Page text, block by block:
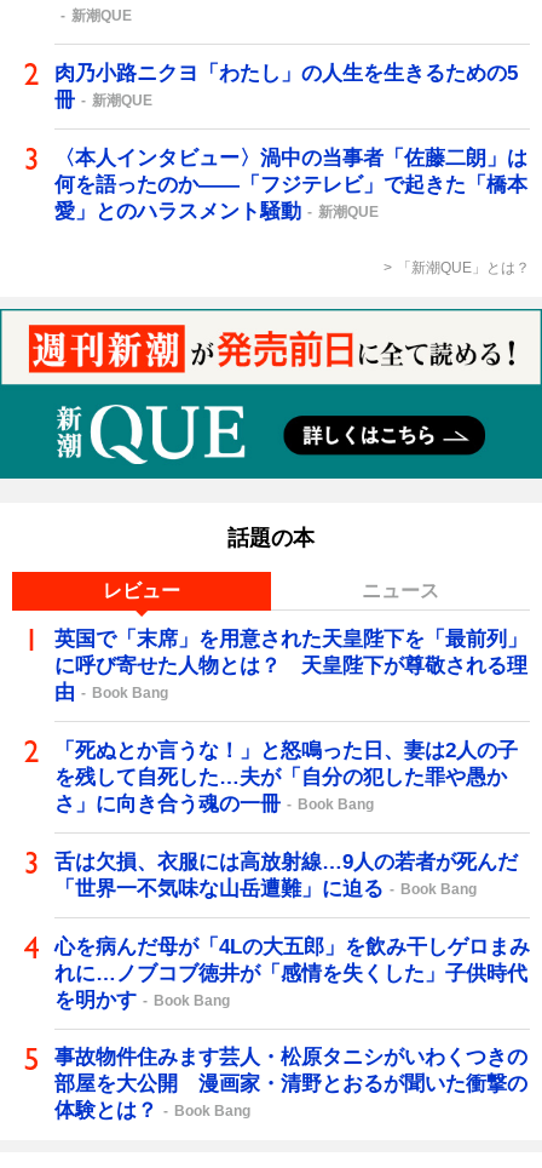
新潮QUE
肉乃小路ニクヨ「わたし」の人生を生きるための5
冊
新潮QUE
〈本人インタビュー〉渦中の当事者「佐藤二朗」は
何を語ったのか――「フジテレビ」で起きた「橋本
愛」とのハラスメント騒動
新潮QUE
「新潮QUE」とは？
話題の本
レビュー ニュース
英国で「末席」を用意された天皇陛下を「最前列」
に呼び寄せた人物とは？ 天皇陛下が尊敬される理
由
Book Bang
「死ぬとか言うな！」と怒鳴った日、妻は2人の子
を残して自死した…夫が「自分の犯した罪や愚か
さ」に向き合う魂の一冊
Book Bang
舌は欠損、衣服には高放射線…9人の若者が死んだ
「世界一不気味な山岳遭難」に迫る
Book Bang
心を病んだ母が「4Lの大五郎」を飲み干しゲロまみ
れに…ノブコブ徳井が「感情を失くした」子供時代
を明かす
Book Bang
事故物件住みます芸人・松原タニシがいわくつきの
部屋を大公開 漫画家・清野とおるが聞いた衝撃の
体験とは？
Book Bang